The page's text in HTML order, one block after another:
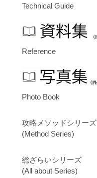
Technical Guide
Reference
Photo Book
攻略メソッドシリーズ
(Method Series)
総ざらいシリーズ
(All about Series)